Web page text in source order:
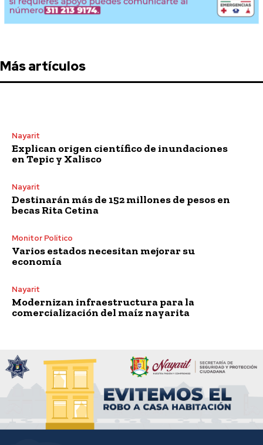
Más artículos
Nayarit
Explican origen científico de inundaciones
en Tepic y Xalisco
Nayarit
Destinarán más de 152 millones de pesos en
becas Rita Cetina
Monitor Político
Varios estados necesitan mejorar su
economía
Nayarit
Modernizan infraestructura para la
comercialización del maíz nayarita